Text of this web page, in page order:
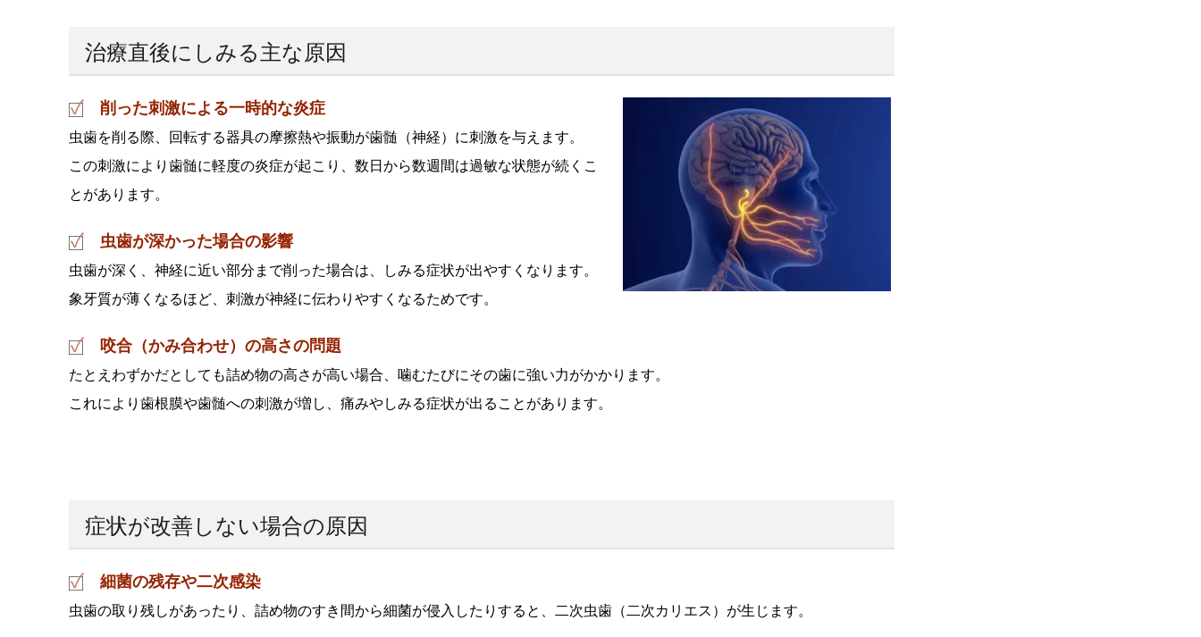
治療直後にしみる主な原因
削った刺激による一時的な炎症
虫歯を削る際、回転する器具の摩擦熱や振動が歯髄（神経）に刺激を与えます。
この刺激により歯髄に軽度の炎症が起こり、数日から数週間は過敏な状態が続くこ
とがあります。
虫歯が深かった場合の影響
虫歯が深く、神経に近い部分まで削った場合は、しみる症状が出やすくなります。
象牙質が薄くなるほど、刺激が神経に伝わりやすくなるためです。
咬合（かみ合わせ）の高さの問題
たとえわずかだとしても詰め物の高さが高い場合、噛むたびにその歯に強い力がかかります。
これにより歯根膜や歯髄への刺激が増し、痛みやしみる症状が出ることがあります。
症状が改善しない場合の原因
細菌の残存や二次感染
虫歯の取り残しがあったり、詰め物のすき間から細菌が侵入したりすると、二次虫歯（二次カリエス）が生じます。